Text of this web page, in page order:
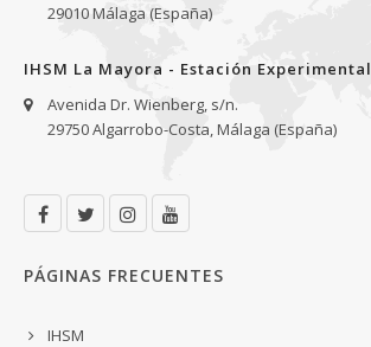
29010 Málaga (España)
IHSM La Mayora - Estación Experimental
Avenida Dr. Wienberg, s/n.
29750 Algarrobo-Costa, Málaga (España)
PÁGINAS FRECUENTES
IHSM